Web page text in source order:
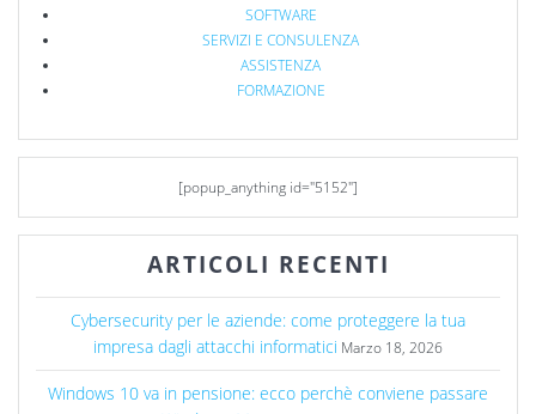
SOFTWARE
SERVIZI E CONSULENZA
ASSISTENZA
FORMAZIONE
[popup_anything id="5152"]
ARTICOLI RECENTI
Cybersecurity per le aziende: come proteggere la tua
impresa dagli attacchi informatici Marzo 18, 2026
Windows 10 va in pensione: ecco perchè conviene passare